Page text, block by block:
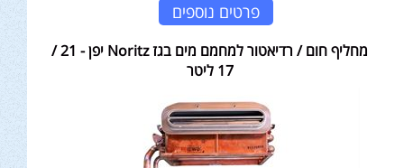
פרטים נוספים
מחליף חום / רדיאטור למחמם מים בגז Noritz יפן - 21 /
17 ליטר